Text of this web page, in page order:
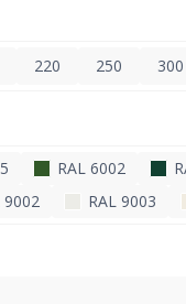
220 250 300
RAL 6002
9002 RAL 9003